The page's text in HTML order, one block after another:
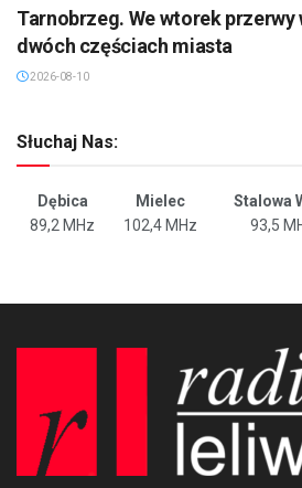
Tarnobrzeg. We wtorek przerwy
dwóch częściach miasta
2026-08-10
Słuchaj Nas:
Dębica Mielec Stalowa
89,2 MHz
102,4 MHz 93,5